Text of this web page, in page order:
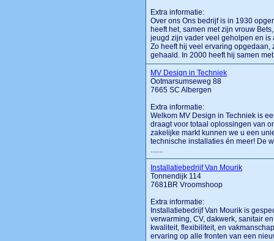
Extra informatie:
Over ons Ons bedrijf is in 1930
heeft het, samen met zijn vrouw
jeugd zijn vader veel geholpen en
Zo heeft hij veel ervaring
gehaald. In 2000 heeft hij samen
MV Design in Techniek
Ootmarsumseweg 88
7665 SC Albergen
Extra informatie:
Welkom MV Design in Techniek is
draagt voor totaal oplossingen van
zakelijke markt kunnen we u een
technische installaties én meer! De
.......
Installatiebedrijf Van Mourik
Tonnendijk 114
7681BR Vroomshoop
Extra informatie:
Installatiebedrijf Van Mourik is
verwarming, CV, dakwerk, sanitair
kwaliteit, flexibiliteit, en
ervaring op alle fronten van een